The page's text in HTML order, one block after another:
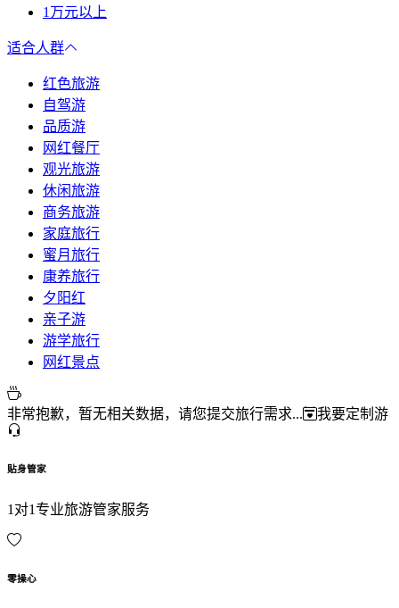
1万元以上
适合人群
红色旅游
自驾游
品质游
网红餐厅
观光旅游
休闲旅游
商务旅游
家庭旅行
蜜月旅行
康养旅行
夕阳红
亲子游
游学旅行
网红景点
非常抱歉，暂无相关数据，请您提交旅行需求... 我要定制游
贴身管家
1对1专业旅游管家服务
零操心